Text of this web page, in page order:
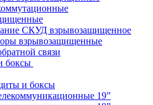
СКУД взрывозащищенное
взрывозащищенные
связи
боксы
и боксы
19”